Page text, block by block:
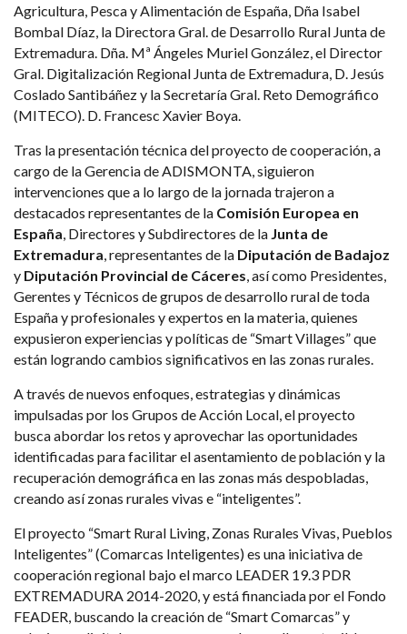
Agricultura, Pesca y Alimentación de España, Dña Isabel
Bombal Díaz, la Directora Gral. de Desarrollo Rural Junta de
Extremadura. Dña. Mª Ángeles Muriel González, el Director
Gral. Digitalización Regional Junta de Extremadura, D. Jesús
Coslado Santibáñez y la Secretaría Gral. Reto Demográfico
(MITECO). D. Francesc Xavier Boya.
Tras la presentación técnica del proyecto de cooperación, a
cargo de la Gerencia de ADISMONTA, siguieron
intervenciones que a lo largo de la jornada trajeron a
destacados representantes de la Comisión Europea en
España, Directores y Subdirectores de la Junta de
Extremadura, representantes de la Diputación de Badajoz
y Diputación Provincial de Cáceres, así como Presidentes,
Gerentes y Técnicos de grupos de desarrollo rural de toda
España y profesionales y expertos en la materia, quienes
expusieron experiencias y políticas de “Smart Villages” que
están logrando cambios significativos en las zonas rurales.
A través de nuevos enfoques, estrategias y dinámicas
impulsadas por los Grupos de Acción Local, el proyecto
busca abordar los retos y aprovechar las oportunidades
identificadas para facilitar el asentamiento de población y la
recuperación demográfica en las zonas más despobladas,
creando así zonas rurales vivas e “inteligentes”.
El proyecto “Smart Rural Living, Zonas Rurales Vivas, Pueblos
Inteligentes” (Comarcas Inteligentes) es una iniciativa de
cooperación regional bajo el marco LEADER 19.3 PDR
EXTREMADURA 2014-2020, y está financiada por el Fondo
FEADER, buscando la creación de “Smart Comarcas” y